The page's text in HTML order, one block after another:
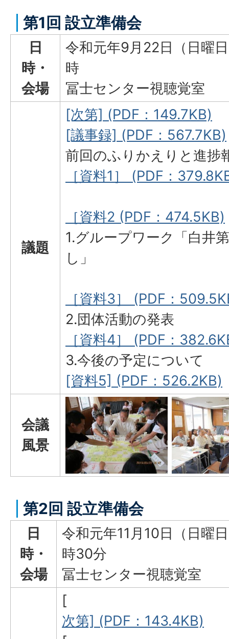
第1回 設立準備会
日
時・
会場
令和元年9月22日（日曜
時
冨士センター視聴覚室
議題
[次第] (PDF：149.7KB)
[議事録] (PDF：567.7KB)
前回のふりかえりと進捗
［資料1］ (PDF：
［資料2 (PDF：474.5KB)
1.グループワーク「白井
し」
［資料3］ (PDF：
2.団体活動の発表
［資料4］ (PDF：
3.今後の予定について
[資料5] (PDF：526.2KB)
会議
風景
第2回 設立準備会
日
時・
会場
令和元年11月10日（日曜
時30分
冨士センター視聴覚室
[
次第] (PDF：143.4KB)